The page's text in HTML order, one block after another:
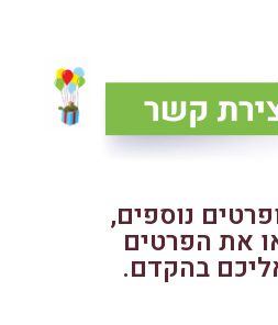
נוספים,
את הפרטים
בהקדם.